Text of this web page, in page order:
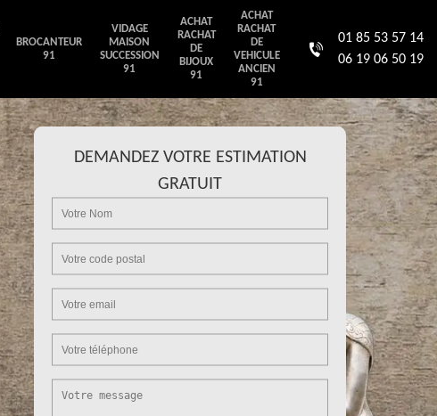
BROCANTEUR
91
VIDAGE
MAISON
SUCCESSION
91
ACHAT
RACHAT
DE
BIJOUX
91
ACHAT
RACHAT
DE
VEHICULE
ANCIEN
91
01 85 53 57 14
06 19 06 50 19
DEMANDEZ VOTRE ESTIMATION
GRATUIT